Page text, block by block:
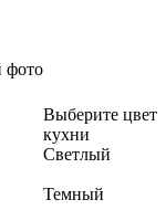
Выберите цвет
кухни
Светлый
Темный